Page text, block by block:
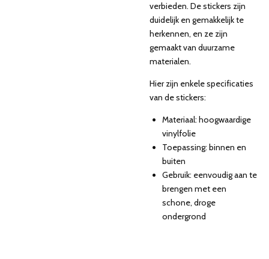
verbieden. De stickers zijn
duidelijk en gemakkelijk te
herkennen, en ze zijn
gemaakt van duurzame
materialen.
Hier zijn enkele specificaties
van de stickers:
Materiaal: hoogwaardige
vinylfolie
Toepassing: binnen en
buiten
Gebruik: eenvoudig aan te
brengen met een
schone, droge
ondergrond